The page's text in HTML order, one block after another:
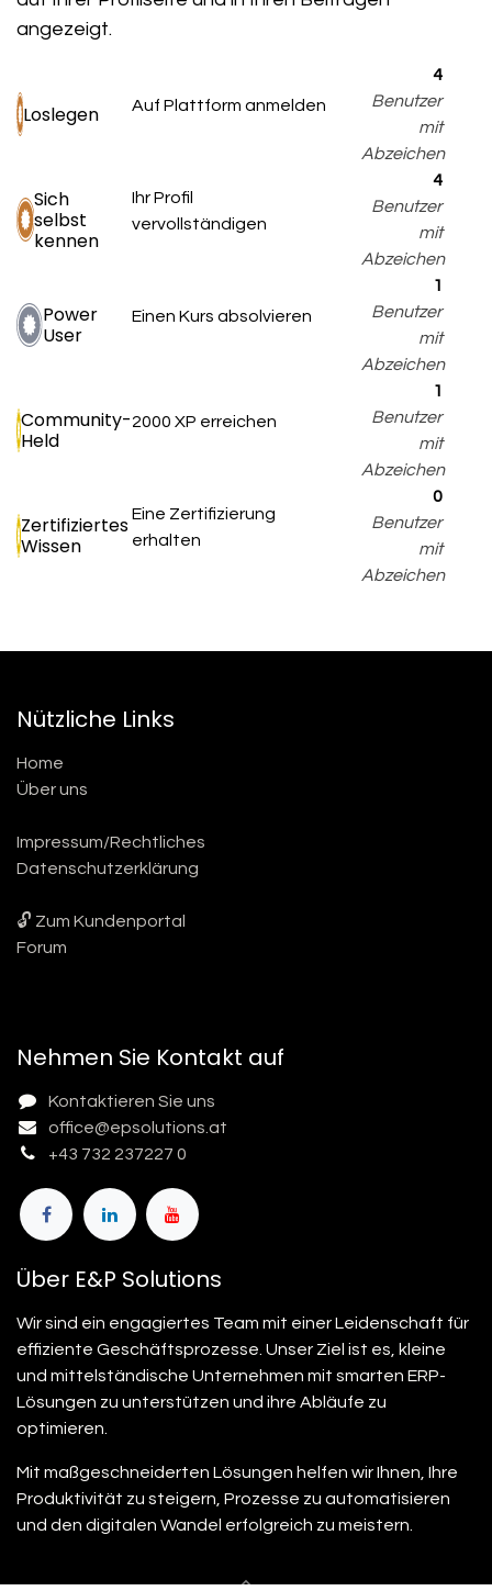
angezeigt.
Loslegen Auf Plattform anmelden
4
Benutzer
mit
Abzeichen
Sich
selbst
kennen
Ihr Profil
vervollständigen
4
Benutzer
mit
Abzeichen
Power
User
Einen Kurs absolvieren
1
Benutzer
mit
Abzeichen
Community-
Held
2000 XP erreichen
1
Benutzer
mit
Abzeichen
Zertifiziertes
Wissen
Eine Zertifizierung
erhalten
0
Benutzer
mit
Abzeichen
Nützliche Links
Home
Über uns
Impressum/Rechtliches
Datenschutzerklärung
🔓 Zum Kundenportal
Forum
Nehmen Sie Kontakt auf
Kontaktieren Sie uns
office@epsolutions.at
+43 732 237227 0
Über E&P Solutions
Wir sind ein engagiertes Team mit einer Leidenschaft für
effiziente Geschäftsprozesse. Unser Ziel ist es, kleine
und mittelständische Unternehmen mit smarten ERP-
Lösungen zu unterstützen und ihre Abläufe zu
optimieren.
Mit maßgeschneiderten Lösungen helfen wir Ihnen, Ihre
Produktivität zu steigern, Prozesse zu automatisieren
und den digitalen Wandel erfolgreich zu meistern.